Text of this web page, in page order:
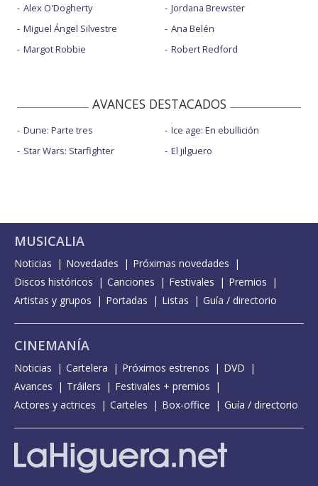
Alex O'Dogherty
Miguel Ángel Silvestre
Margot Robbie
Jordana Brewster
Ana Belén
Robert Redford
AVANCES DESTACADOS
Dune: Parte tres
Star Wars: Starfighter
Ice age: En ebullición
El jilguero
MUSICALIA
Noticias Novedades
Próximas novedades
Discos históricos
Canciones Festivales
Premios
Artistas y grupos
Portadas Listas Guía / directorio
CINEMANÍA
Noticias Cartelera Próximos estrenos
DVD
Avances
Tráilers
Festivales + premios
Actores y actrices
Carteles Box-office Guía / directorio